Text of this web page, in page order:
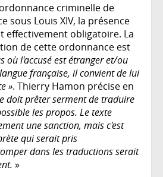
criminelle de
sous Louis XIV, la présence
effectivement obligatoire. La
de cette ordonnance est
où l'accusé est étranger et/ou
française, il convient de lui
». Thierry Hamon précise en
doit prêter serment de traduire
les propos. Le texte
une sanction, mais c'est
qui serait pris
dans les traductions serait
»